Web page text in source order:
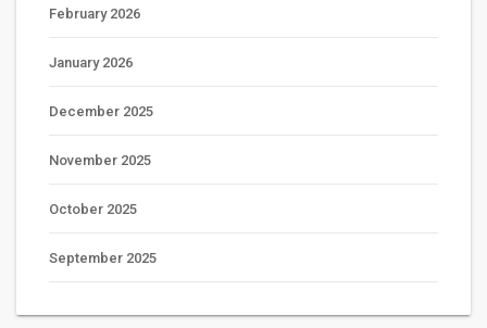
February 2026
January 2026
December 2025
November 2025
October 2025
September 2025